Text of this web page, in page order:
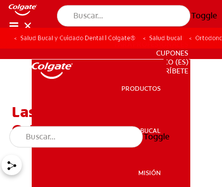
Toggle
SALUD BUCAL
PARA PROFESIONALES
CUPONES
CO (ES)
SUSCRÍBETE
PRODUCTOS
SALUD BUCAL
MISIÓN
Toggle
Salud Bucal y Cuidado Dental | Colgate® Salud bucal
Las Mejores Opciones De
Ortodoncia Para Adultos